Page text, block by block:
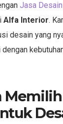
Jasa
Alfa Interior.
desain yang